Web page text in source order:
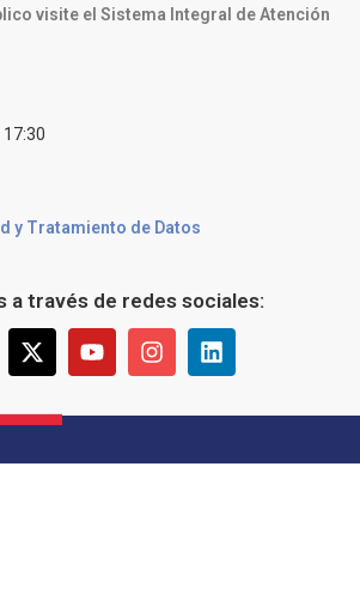
visite el Sistema Integral de Atención
17:30
y Tratamiento de Datos
a través de redes sociales: